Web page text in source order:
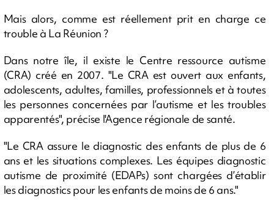
Mais alors, comme est réellement prit en charge ce
trouble à La Réunion ?
Dans notre île, il existe le Centre ressource autisme
(CRA) créé en 2007. "Le CRA est ouvert aux enfants,
adolescents, adultes, familles, professionnels et à toutes
les personnes concernées par l’autisme et les troubles
apparentés", précise l'Agence régionale de santé.
"Le CRA assure le diagnostic des enfants de plus de 6
ans et les situations complexes. Les équipes diagnostic
autisme de proximité (EDAPs) sont chargées d’établir
les diagnostics pour les enfants de moins de 6 ans."